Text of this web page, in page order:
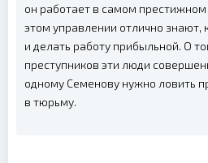
он работает в самом
этом управлении отлично знают,
и делать работу прибыльной. О
преступников эти люди
одному Семенову нужно ловить
в тюрьму.